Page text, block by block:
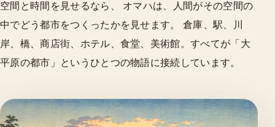
空間と時間を見せるなら、 オマハは、人間がその空間の
中でどう都市をつくったかを見せます。 倉庫、駅、川
岸、橋、商店街、ホテル、食堂、美術館。すべてが「大
平原の都市」というひとつの物語に接続しています。